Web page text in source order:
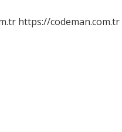
https://codeman.com.tr